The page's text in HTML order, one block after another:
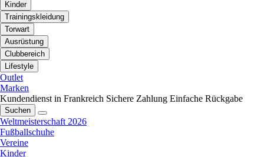
Kinder
Trainingskleidung
Torwart
Ausrüstung
Clubbereich
Lifestyle
Outlet
Marken
Kundendienst in Frankreich Sichere Zahlung Einfache Rückgabe
Suchen
Weltmeisterschaft 2026
Fußballschuhe
Vereine
Kinder